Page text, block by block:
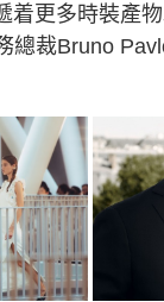
着更多時裝產
總裁Bruno